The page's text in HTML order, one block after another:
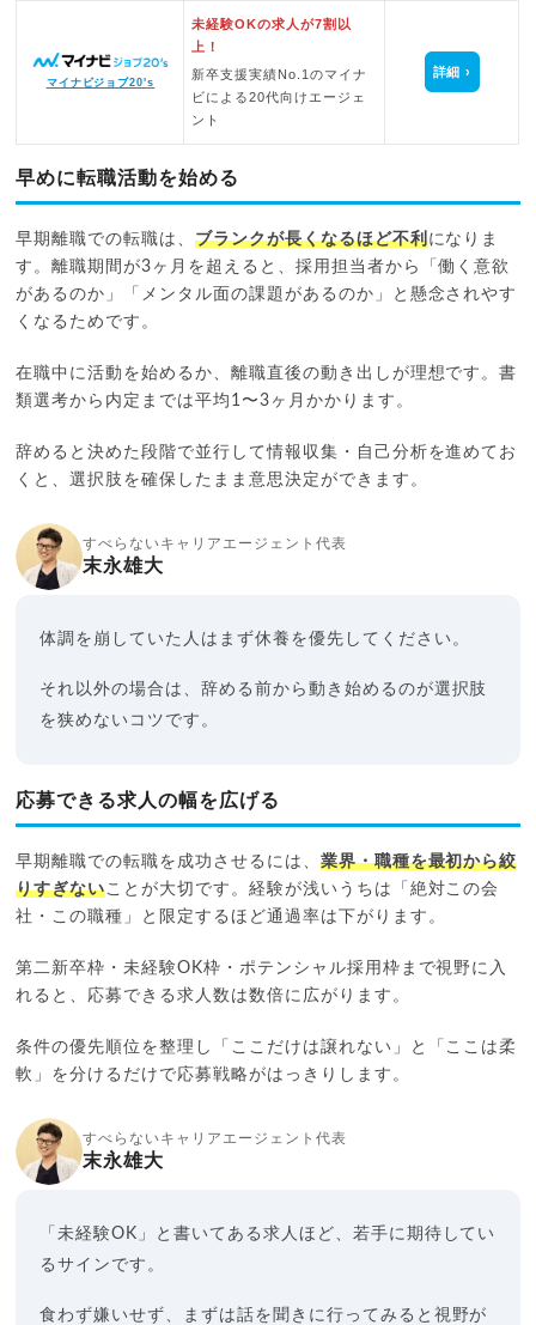
マイナビジョブ20's
未経験OKの求人が7割以
上！
新卒支援実績No.1のマイナ
ビによる20代向けエージェ
ント
詳細
早めに転職活動を始める
早期離職での転職は、ブランクが長くなるほど不利になりま
す。離職期間が3ヶ月を超えると、採用担当者から「働く意欲
があるのか」「メンタル面の課題があるのか」と懸念されやす
くなるためです。
在職中に活動を始めるか、離職直後の動き出しが理想です。書
類選考から内定までは平均1〜3ヶ月かかります。
辞めると決めた段階で並行して情報収集・自己分析を進めてお
くと、選択肢を確保したまま意思決定ができます。
すべらないキャリアエージェント代表
末永雄大
体調を崩していた人はまず休養を優先してください。
それ以外の場合は、辞める前から動き始めるのが選択肢
を狭めないコツです。
応募できる求人の幅を広げる
早期離職での転職を成功させるには、 業界・職種を最初から絞
りすぎないことが大切です。経験が浅いうちは「絶対この会
社・この職種」と限定するほど通過率は下がります。
第二新卒枠・未経験OK枠・ポテンシャル採用枠まで視野に入
れると、応募できる求人数は数倍に広がります。
条件の優先順位を整理し「ここだけは譲れない」と「ここは柔
軟」を分けるだけで応募戦略がはっきりします。
すべらないキャリアエージェント代表
末永雄大
「未経験OK」と書いてある求人ほど、若手に期待してい
るサインです。
食わず嫌いせず、まずは話を聞きに行ってみると視野が